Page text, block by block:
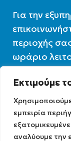
Εκτιμούμε
εμπειρία
αναλύουμε την
Για την
περιοχής
ωράριο